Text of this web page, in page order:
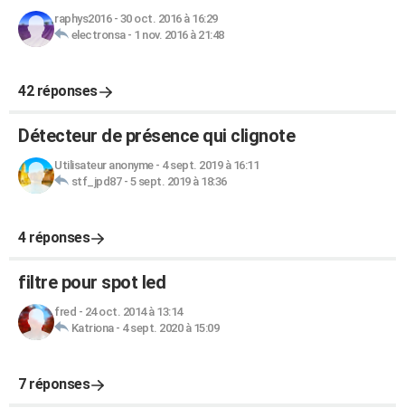
raphys2016- 30 oct. 2016 à 16:29
electronsa- 1 nov. 2016 à 21:48
42 réponses
Détecteur de présence qui clignote
Utilisateur anonyme- 4 sept. 2019 à 16:11
stf_jpd87- 5 sept. 2019 à 18:36
4 réponses
filtre pour spot led
fred - 24 oct. 2014 à 13:14
Katriona- 4 sept. 2020 à 15:09
7 réponses